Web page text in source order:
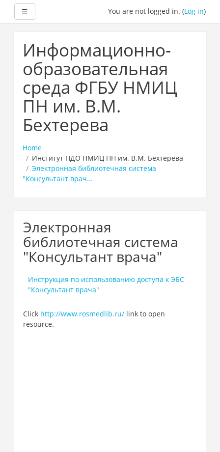
☰ You are not logged in. (Log in)
Информационно-
образовательная
среда ФГБУ НМИЦ
ПН им. В.М.
Бехтерева
Home
Институт ПДО НМИЦ ПН им. В.М. Бехтерева
Электронная библиотечная система
"Консультант врач...
Электронная
библиотечная система
"Консультант врача"
Инструкция по использованию доступа к ЭБС
"Консультант врача"
Click http://www.rosmedlib.ru/link to open
resource.